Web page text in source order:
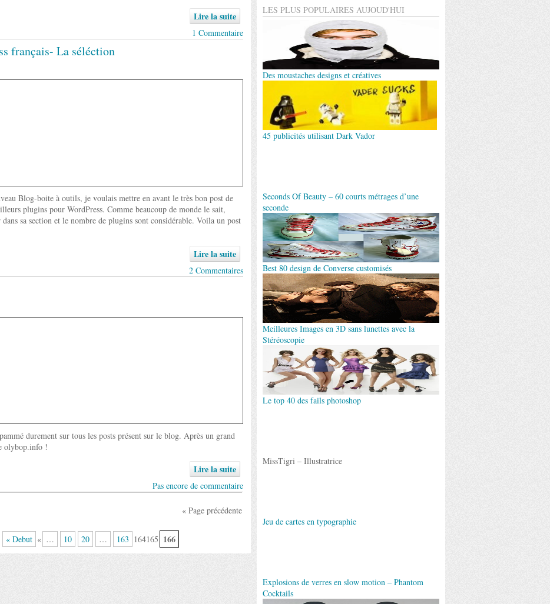
Lire la suite
1 Commentaire
français- La séléction
Blog-boite à outils, je voulais mettre en avant le très bon post de
plugins pour WordPress. Comme beaucoup de monde le sait,
sa section et le nombre de plugins sont considérable. Voila un post
Lire la suite
2 Commentaires
durement sur tous les posts présent sur le blog. Après un grand
olybop.info !
Lire la suite
Pas encore de commentaire
« Page précédente
« Debut « … 10 20 … 163 164165 166
LES PLUS POPULAIRES AUJOUD'HUI
Des moustaches designs et créatives
45 publicités utilisant Dark Vador
Seconds Of Beauty – 60 courts métrages d’une
seconde
Best 80 design de Converse customisés
Meilleures Images en 3D sans lunettes avec la
Stéréoscopie
Le top 40 des fails photoshop
MissTigri – Illustratrice
Jeu de cartes en typographie
Explosions de verres en slow motion – Phantom
Cocktails